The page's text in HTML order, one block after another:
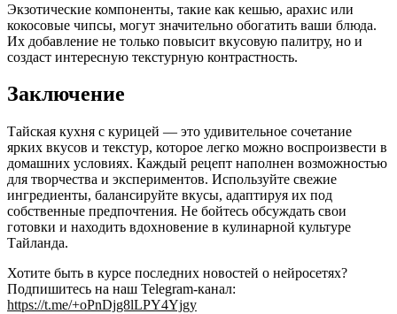
Экзотические компоненты, такие как кешью, арахис или
кокосовые чипсы, могут значительно обогатить ваши блюда.
Их добавление не только повысит вкусовую палитру, но и
создаст интересную текстурную контрастность.
Заключение
Тайская кухня с курицей — это удивительное сочетание
ярких вкусов и текстур, которое легко можно воспроизвести в
домашних условиях. Каждый рецепт наполнен возможностью
для творчества и экспериментов. Используйте свежие
ингредиенты, балансируйте вкусы, адаптируя их под
собственные предпочтения. Не бойтесь обсуждать свои
готовки и находить вдохновение в кулинарной культуре
Тайланда.
Хотите быть в курсе последних новостей о нейросетях?
Подпишитесь на наш Telegram-канал:
https://t.me/+oPnDjg8lLPY4Yjgy